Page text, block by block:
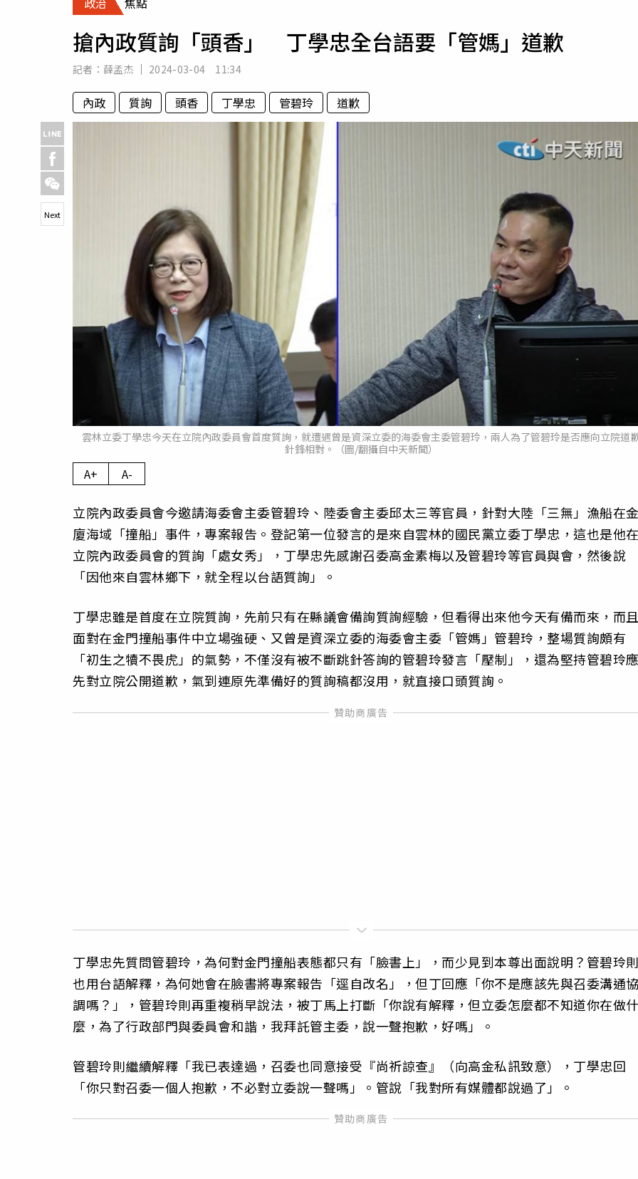
專欄
房產新勢力
運勢
搶內政質詢「頭香」 丁學忠全台語要「管媽」道歉
記者： 薛孟杰 2024-03-04 11:34
內政 質詢 頭香 丁學忠 管碧玲 道歉
雲林立委丁學忠今天在立院內政委員會首度質詢，就遭遇曾是資深立委的海委會主委管碧玲，兩人為了管碧玲是否應向立院道
針鋒相對。（圖/翻攝自中天新聞）
Next
A+ A-
立院內政委員會今邀請海委會主委管碧玲、陸委會主委邱太三等官員，針對大陸「三無」漁船在
廈海域「撞船」事件，專案報告。登記第一位發言的是來自雲林的國民黨立委丁學忠，這也是他
立院內政委員會的質詢「處女秀」，丁學忠先感謝召委高金素梅以及管碧玲等官員與會，然後說
「因他來自雲林鄉下，就全程以台語質詢」。
丁學忠雖是首度在立院質詢，先前只有在縣議會備詢質詢經驗，但看得出來他今天有備而來，而
面對在金門撞船事件中立場強硬、又曾是資深立委的海委會主委「管媽」管碧玲，整場質詢頗有
「初生之犢不畏虎」的氣勢，不僅沒有被不斷跳針答詢的管碧玲發言「壓制」，還為堅持管碧玲
先對立院公開道歉，氣到連原先準備好的質詢稿都沒用，就直接口頭質詢。
丁學忠先質問管碧玲，為何對金門撞船表態都只有「臉書上」，而少見到本尊出面說明？管碧玲
也用台語解釋，為何她會在臉書將專案報告「逕自改名」，但丁回應「你不是應該先與召委溝通
調嗎？」，管碧玲則再重複稍早說法，被丁馬上打斷「你說有解釋，但立委怎麼都不知道你在做
麼，為了行政部門與委員會和諧，我拜託管主委，說一聲抱歉，好嗎」。
管碧玲則繼續解釋「我已表達過，召委也同意接受『尚祈諒查』（向高金私訊致意），丁學忠回
「你只對召委一個人抱歉，不必對立委說一聲嗎」。管說「我對所有媒體都說過了」。